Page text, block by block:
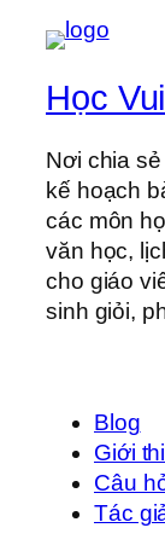
Học
Nơi chia
kế hoạch
các môn
văn học,
cho giáo
sinh giỏi,
Blog
Giới
Câu
Tác